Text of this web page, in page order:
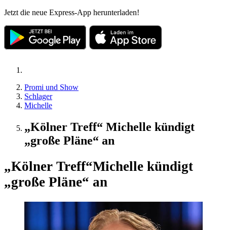
Jetzt die neue Express-App herunterladen!
Promi und Show
Schlager
Michelle
„Kölner Treff“ Michelle kündigt
„große Pläne“ an
„Kölner Treff“Michelle kündigt
„große Pläne“ an